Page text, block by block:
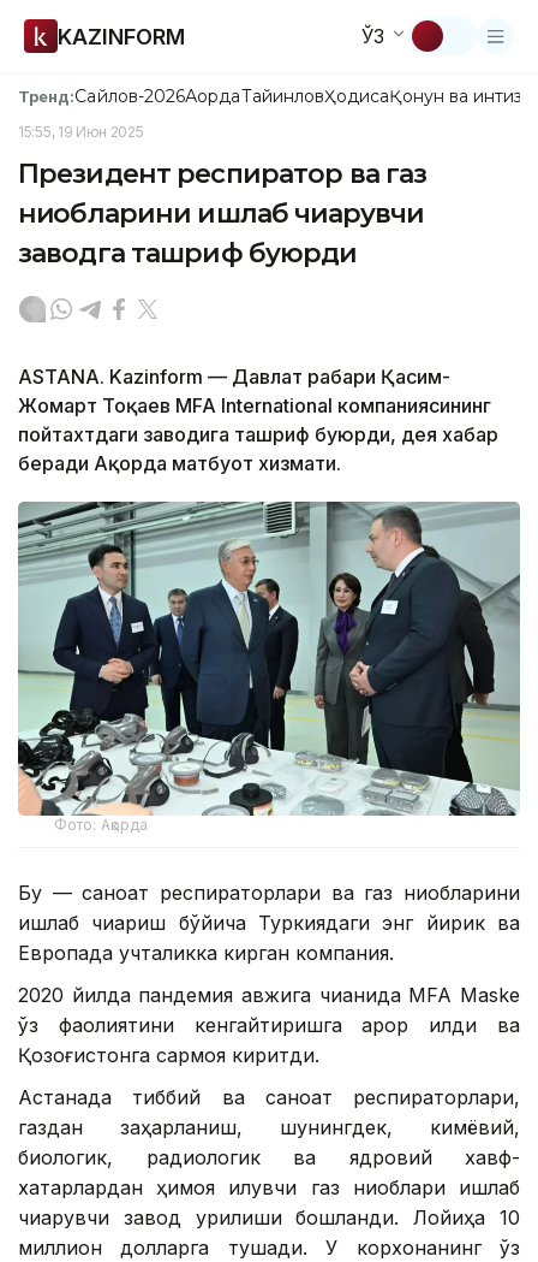
KAZINFORM ЎЗ
Тренд:Сайлов-2026АқордаТайинловҲодисаҚонун ва
15:55, 19 Июн 2025
Президент респиратор ва газ
ниқобларини ишлаб чиқарувчи
заводга ташриф буюрди
ASTANА. Kazinform — Давлат раҳбари Қасим-
Жомарт Тоқаев MFA International компаниясининг
пойтахтдаги заводига ташриф буюрди, дея хабар
беради Ақорда матбуот хизмати.
Фото: Ақорда
Бу — саноат респираторлари ва газ ниқобларини
ишлаб чиқариш бўйича Туркиядаги энг йирик ва
Европада учталикка кирган компания.
2020 йилда пандемия авжига чиққанида MFA Maske
ўз фаолиятини кенгайтиришга қарор қилди ва
Қозоғистонга сармоя киритди.
Астанада тиббий ва саноат респираторлари,
газдан заҳарланиш, шунингдек, кимёвий,
биологик, радиологик ва ядровий хавф-
хатарлардан ҳимоя қилувчи газ ниқоблари ишлаб
чиқарувчи завод қурилиши бошланди. Лойиҳа 10
миллион долларга тушади. У корхонанинг ўз